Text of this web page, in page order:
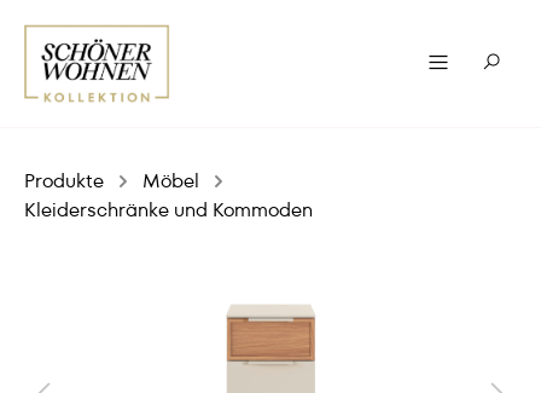
Produkte
Möbel
Kleiderschränke und Kommoden